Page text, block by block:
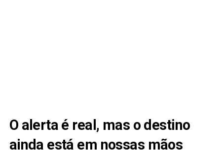
O alerta é real, mas o destino
ainda está em nossas mãos